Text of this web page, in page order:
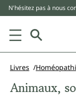
principal
N'hésitez pas à nous
Livres
Animaux,